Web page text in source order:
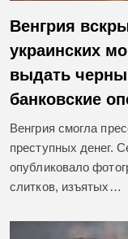
Венгрия
украинских
выдать
банковские
Венгрия смогла
преступных денег.
опубликовало
слитков, изъятых…